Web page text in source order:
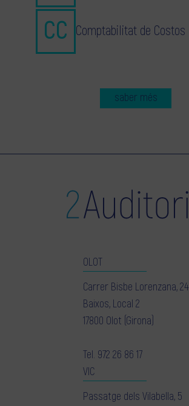
Comptabilitat de Costos
saber més
OLOT
Carrer Bisbe Lorenzana, 24
Baixos, Local 2
17800 Olot (Girona)
Tel. 972 26 86 17
VIC
Passatge dels Vilabella, 5